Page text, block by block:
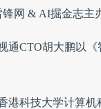
锋网 & AI掘金志主
通CTO胡大鹏以
港科技大学计算